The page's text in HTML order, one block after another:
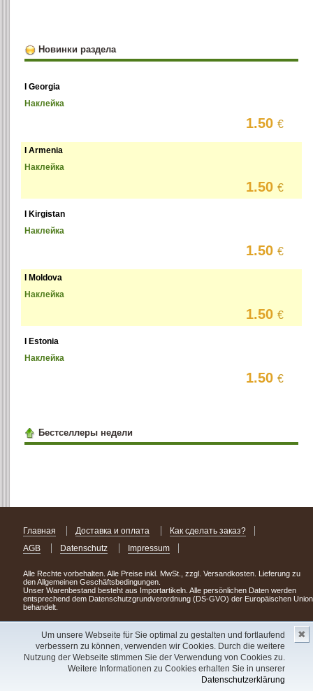
Um unsere Webseite für Sie optimal zu gestalten und fortlaufend
verbessern zu können, verwenden wir Cookies. Durch die weitere
Nutzung der Webseite stimmen Sie der Verwendung von Cookies zu.
Weitere Informationen zu Cookies erhalten Sie in unserer
Datenschutzerklärung
✖
Новинки раздела
I Georgia
Наклейка
1.50€
I Armenia
Наклейка
1.50€
I Kirgistan
Наклейка
1.50€
I Moldova
Наклейка
1.50€
I Estonia
Наклейка
1.50€
Бестселлеры недели
Главная Доставка и оплата
Как сделать заказ?
AGB
Datenschutz Impressum
Alle Rechte vorbehalten. Alle Preise inkl. MwSt., zzgl. Versandkosten. Lieferung zu
den Allgemeinen Geschäftsbedingungen.
Unser Warenbestand besteht aus Importartikeln. Alle persönlichen Daten werden
entsprechend dem Datenschutzgrundverordnung (DS-GVO) der Europäischen Union
behandelt.
Сделав заказ сегодня, уже через день или два Вы можете стать обладателем
НОВИНКИ из Германии! Удачного поиска!
Copyright 2003 - 2023 © Express-Kniga
V.A.Vorobiev